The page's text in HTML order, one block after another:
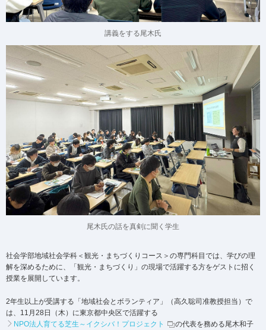
講義をする尾木氏
尾木氏の話を真剣に聞く学生
社会学部地域社会学科＜観光・まちづくりコース＞の専門科目では、学びの理
解を深めるために、「観光・まちづくり」の現場で活躍する方をゲストに招く
授業を展開しています。
2年生以上が受講する「地域社会とボランティア」（高久聡司准教授担当）で
は、11月28日（木）に東京都中央区で活躍する
NPO法人育てる芝生～イクシバ！プロジェクト
の代表を務める尾木和子